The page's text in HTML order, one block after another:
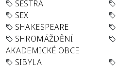
SESTRA
SEX
SHAKESPEARE
SHROMÁŽDĚNÍ
AKADEMICKÉ OBCE
SIBYLA